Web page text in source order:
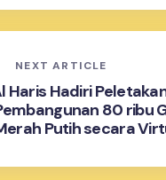
NEXT ARTICLE
Haris Hadiri
80 ribu
Putih secara